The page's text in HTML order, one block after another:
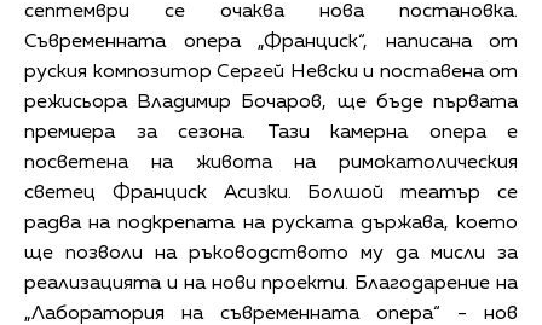
септември се очаква нова постановка.
Съвременната опера „Франциск“, написана от
руския композитор Сергей Невски и поставена от
режисьора Владимир Бочаров, ще бъде първата
премиера за сезона. Тази камерна опера е
посветена на живота на римокатолическия
светец Франциск Асизки. Болшой театър се
радва на подкрепата на руската държава, което
ще позволи на ръководството му да мисли за
реализацията и на нови проекти. Благодарение на
„Лаборатория на съвременната опера“ - нов